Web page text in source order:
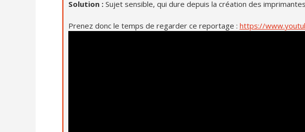
Solution : Sujet sensible, qui dure depuis la création des
Prenez donc le temps de regarder ce reportage : https://